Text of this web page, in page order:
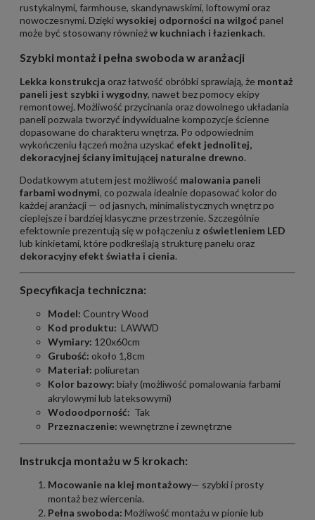
rustykalnymi, farmhouse, skandynawskimi, loftowymi oraz
nowoczesnymi. Dziękiwysokiej odporności na wilgoć panel
może być stosowany równieżw kuchniach i łazienkach.
Szybki montaż i pełna swoboda w aranżacji
Lekka konstrukcja oraz łatwość obróbki sprawiają, że montaż
paneli jest szybki i wygodny, nawet bez pomocy ekipy
remontowej. Możliwość przycinania oraz dowolnego układania
paneli pozwala tworzyć indywidualne kompozycje ścienne
dopasowane do charakteru wnętrza. Po odpowiednim
wykończeniu łączeń można uzyskać efekt jednolitej,
dekoracyjnej ściany imitującej naturalne drewno.
Dodatkowym atutem jest możliwość malowania paneli
farbami wodnymi, co pozwala idealnie dopasować kolor do
każdej aranżacji — od jasnych, minimalistycznych wnętrz po
cieplejsze i bardziej klasyczne przestrzenie. Szczególnie
efektownie prezentują się w połączeniu z oświetleniem LED
lub kinkietami, które podkreślają strukturę panelu oraz
dekoracyjny efekt światła i cienia.
Specyfikacja techniczna:
Model: Country Wood
Kod produktu: LAWWD
Wymiary: 120x60cm
Grubość: około 1,8cm
Materiał: poliuretan
Kolor bazowy: biały (możliwość pomalowania farbami
akrylowymi lub lateksowymi)
Wodoodporność: Tak
Przeznaczenie: wewnętrzne i zewnętrzne
Instrukcja montażu w 5 krokach:
Mocowanie na klej montażowy— szybki i prosty
montaż bez wiercenia.
Pełna swoboda: Możliwość montażu w pionie lub